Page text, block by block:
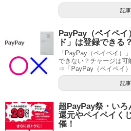
記
PayPay（ペイペ
ド」は登録できる
「PayPay（ペイペイ）
できない？チャージは可
⇒「PayPay（ペイペイ
記
超PayPay祭・い
還元やペイペイく
催！